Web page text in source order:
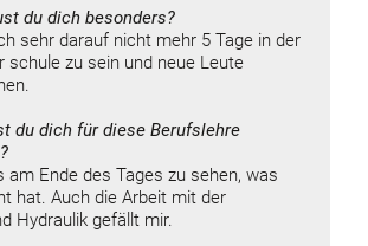
du dich besonders?
sehr darauf nicht mehr 5 Tage in der
schule zu sein und neue Leute
du dich für diese Berufslehre
am Ende des Tages zu sehen, was
hat. Auch die Arbeit mit der
Hydraulik gefällt mir.